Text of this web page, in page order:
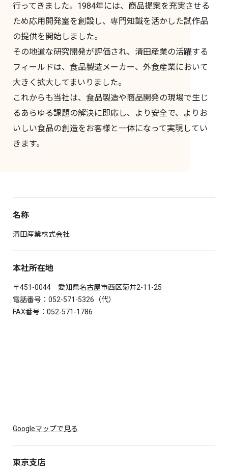
行ってきました。1984年には、商品提案を充実させる
ため応用開発室を創設し、専門知識を活かした試作品
の提供を開始しました。
その地道な研究開発が評価され、清田産業の活躍する
フィールドは、食品製造メーカー、外食産業において
大きく拡大してまいりました。
これからも当社は、食品製造や商品開発の現場で生じ
るあらゆる課題の解決に即応し、より安全で、よりお
いしい食品の創造をお客様と一体になって実現してい
きます。
名称
清田産業株式会社
本社所在地
〒451-0044 愛知県名古屋市西区菊井2-11-25
電話番号： 052-571-5326 （代）
FAX番号：052-571-1786
Googleマップで見る
東京支店